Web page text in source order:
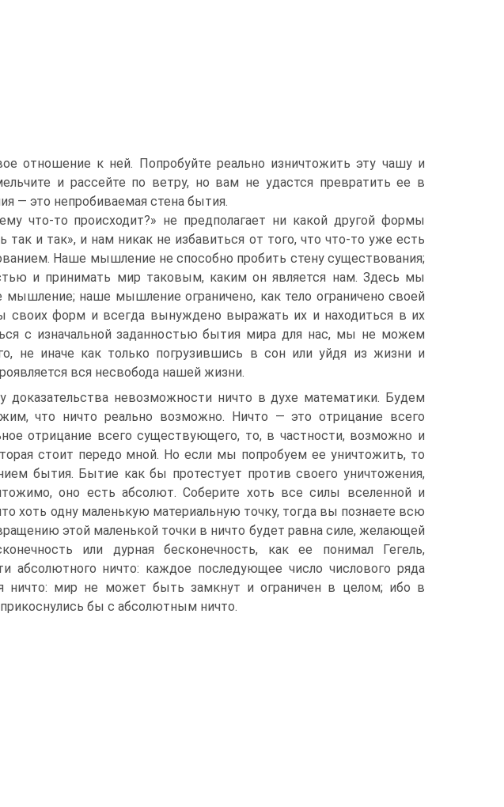
отношение к ней. Попробуйте реально изничтожить эту чашу и
и рассейте по ветру, но вам не удастся превратить ее в
— это непробиваемая стена бытия.
что-то происходит?» не предполагает ни какой другой формы
так и так», и нам никак не избавиться от того, что что-то уже есть
Наше мышление не способно пробить стену существования;
и принимать мир таковым, каким он является нам. Здесь мы
наше мышление ограничено, как тело ограничено своей
форм и всегда вынуждено выражать их и находиться в их
с изначальной заданностью бытия мира для нас, мы не можем
не иначе как только погрузившись в сон или уйдя из жизни и
вся несвобода нашей жизни.
доказательства невозможности ничто в духе математики. Будем
что ничто реально возможно. Ничто — это отрицание всего
отрицание всего существующего, то, в частности, возможно и
стоит передо мной. Но если мы попробуем ее уничтожить, то
бытия. Бытие как бы протестует против своего уничтожения,
оно есть абсолют. Соберите хоть все силы вселенной и
хоть одну маленькую материальную точку, тогда вы познаете всю
этой маленькой точки в ничто будет равна силе, желающей
или дурная бесконечность, как ее понимал Гегель,
абсолютного ничто: каждое последующее число числового ряда
ничто: мир не может быть замкнут и ограничен в целом; ибо в
бы с абсолютным ничто.